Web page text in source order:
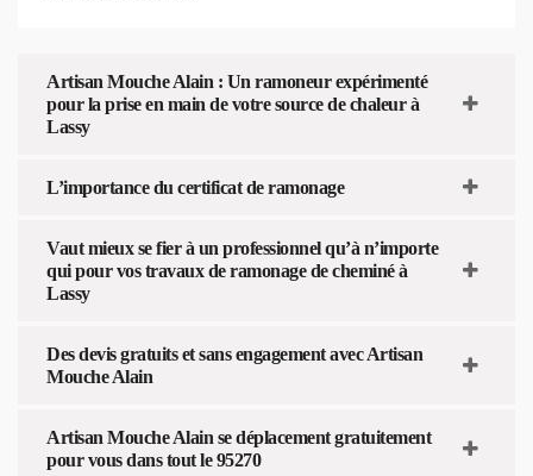
Artisan Mouche Alain : Un ramoneur expérimenté
pour la prise en main de votre source de chaleur à
Lassy
L’importance du certificat de ramonage
Vaut mieux se fier à un professionnel qu’à n’importe
qui pour vos travaux de ramonage de cheminé à
Lassy
Des devis gratuits et sans engagement avec Artisan
Mouche Alain
Artisan Mouche Alain se déplacement gratuitement
pour vous dans tout le 95270